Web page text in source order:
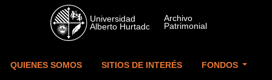
Skip to main content
QUIENES SOMOS SITIOS DE INTERÉS FONDOS